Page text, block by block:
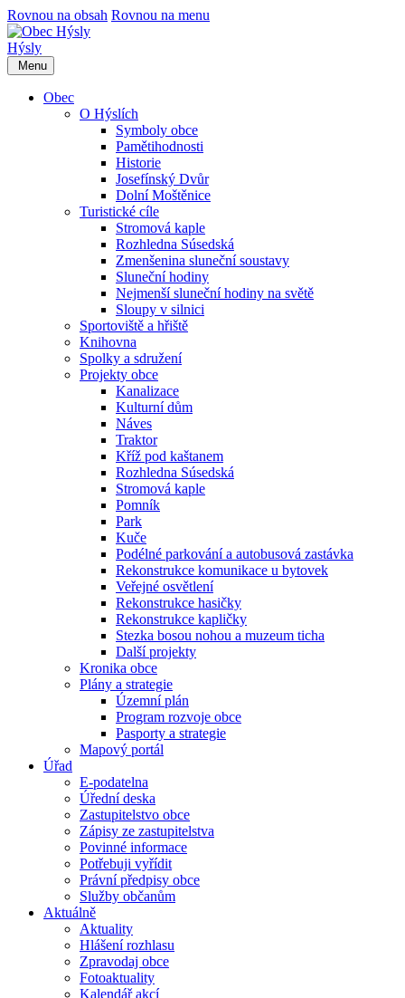
Rovnou na obsah Rovnou na menu
Hýsly
Menu
Obec
O Hýslích
Symboly obce
Pamětihodnosti
Historie
Josefínský Dvůr
Dolní Moštěnice
Turistické cíle
Stromová kaple
Rozhledna Súsedská
Zmenšenina sluneční soustavy
Sluneční hodiny
Nejmenší sluneční hodiny na světě
Sloupy v silnici
Sportoviště a hřiště
Knihovna
Spolky a sdružení
Projekty obce
Kanalizace
Kulturní dům
Náves
Traktor
Kříž pod kaštanem
Rozhledna Súsedská
Stromová kaple
Pomník
Park
Kuče
Podélné parkování a autobusová zastávka
Rekonstrukce komunikace u bytovek
Veřejné osvětlení
Rekonstrukce hasičky
Rekonstrukce kapličky
Stezka bosou nohou a muzeum ticha
Další projekty
Kronika obce
Plány a strategie
Územní plán
Program rozvoje obce
Pasporty a strategie
Mapový portál
Úřad
E-podatelna
Úřední deska
Zastupitelstvo obce
Zápisy ze zastupitelstva
Povinné informace
Potřebuji vyřídit
Právní předpisy obce
Služby občanům
Aktuálně
Aktuality
Hlášení rozhlasu
Zpravodaj obce
Fotoaktuality
Kalendář akcí